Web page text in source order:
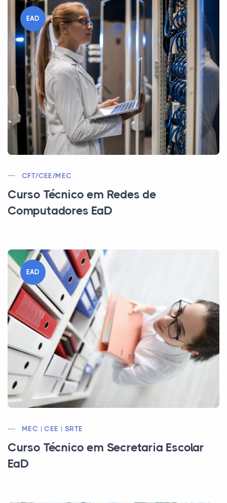
EAD
CFT/CEE/MEC
Curso Técnico em Redes de
Computadores EaD
EAD
MEC | CEE | SRTE
Curso Técnico em Secretaria Escolar
EaD